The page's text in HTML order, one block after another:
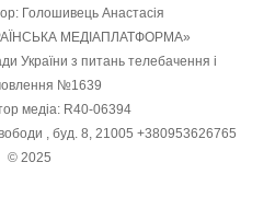
Голошивець Анастасія
МЕДІАПЛАТФОРМА»
України з питань телебачення і
№1639
медіа: R40-06394
, буд. 8, 21005 +380953626765
© 2025